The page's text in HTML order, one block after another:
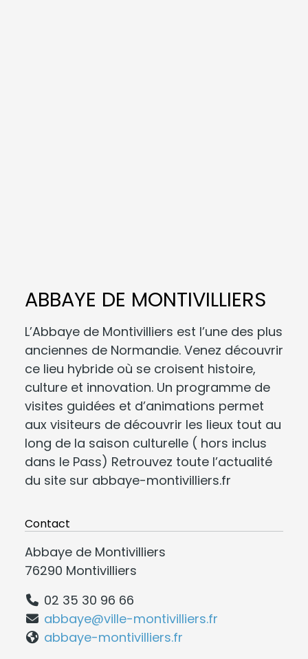
ABBAYE DE MONTIVILLIERS
L’Abbaye de Montivilliers est l’une des plus
anciennes de Normandie. Venez découvrir
ce lieu hybride où se croisent histoire,
culture et innovation. Un programme de
visites guidées et d’animations permet
aux visiteurs de découvrir les lieux tout au
long de la saison culturelle ( hors inclus
dans le Pass) Retrouvez toute l’actualité
du site sur abbaye-montivilliers.fr
Contact
Abbaye de Montivilliers
76290 Montivilliers
02 35 30 96 66
abbaye@ville-montivilliers.fr
abbaye-montivilliers.fr